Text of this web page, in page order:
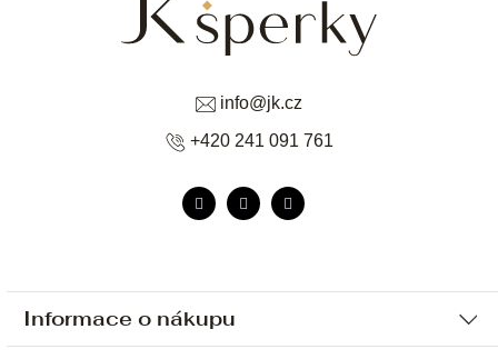
Informace o nákupu
info@jk.cz
+420 241 091 761